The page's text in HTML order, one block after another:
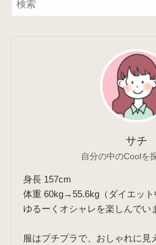
サチ
自分の中のCoolを
身長 157cm
体重 60kg→55.6kg（ダイエット
ゆるーくオシャレを楽しんでい
服はプチプラで、おしゃれに見